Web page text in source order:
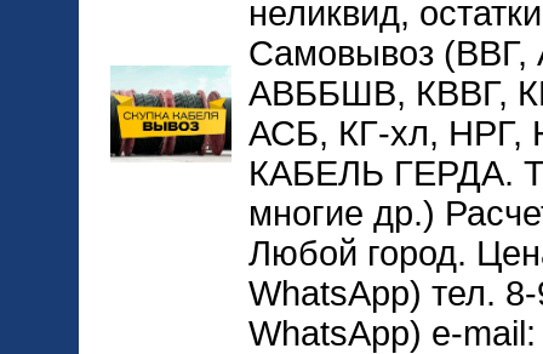
неликвид,
Самовывоз
АВББШВ, КВВГ,
АСБ, КГ-хл,
КАБЕЛЬ ГЕРДА.
многие др.)
Любой город.
WhatsApp) тел.
WhatsApp) e-